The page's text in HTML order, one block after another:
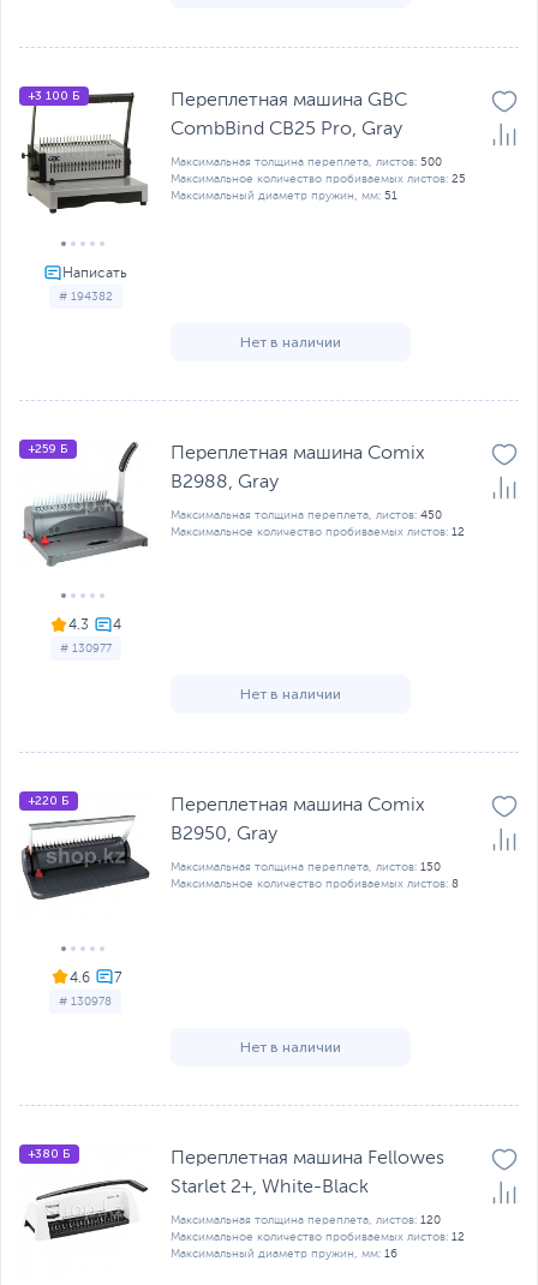
# 194382
+3 100 Б
Переплетная машина GBC
CombBind CB25 Pro, Gray
Максимальная толщина переплета, листов: 500
Максимальное количество пробиваемых листов: 25
Максимальный диаметр пружин, мм: 51
Нет в наличии
4.3
# 130977
+259 Б
Переплетная машина Comix
B2988, Gray
Максимальная толщина переплета, листов: 450
Максимальное количество пробиваемых листов: 12
Нет в наличии
4.6
# 130978
+220 Б
Переплетная машина Comix
B2950, Gray
Максимальная толщина переплета, листов: 150
Максимальное количество пробиваемых листов: 8
Нет в наличии
+380 Б
Переплетная машина Fellowes
Starlet 2+, White-Black
Максимальная толщина переплета, листов: 120
Максимальное количество пробиваемых листов: 12
Максимальный диаметр пружин, мм: 16